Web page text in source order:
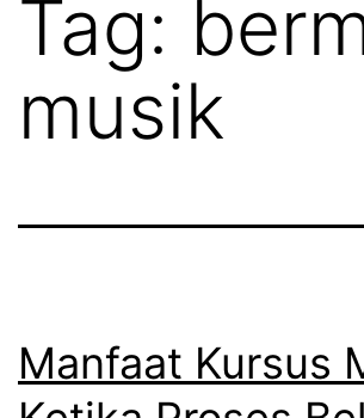
Tag:
musik
Manfaat Kursus